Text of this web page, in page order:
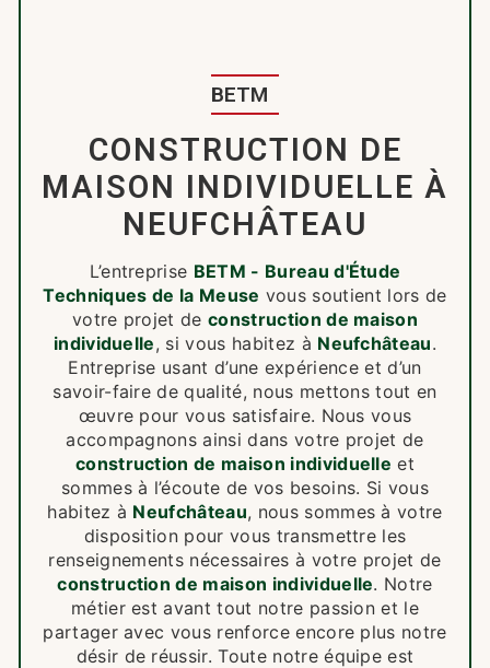
BETM
CONSTRUCTION DE
MAISON INDIVIDUELLE À
NEUFCHÂTEAU
L’entreprise BETM - Bureau d'Étude
Techniques de la Meuse vous soutient lors de
votre projet deconstruction de maison
individuelle, si vous habitez à Neufchâteau.
Entreprise usant d’une expérience et d’un
savoir-faire de qualité, nous mettons tout en
œuvre pour vous satisfaire. Nous vous
accompagnons ainsi dans votre projet de
construction de maison individuelle et
sommes à l’écoute de vos besoins. Si vous
habitez à Neufchâteau, nous sommes à votre
disposition pour vous transmettre les
renseignements nécessaires à votre projet de
construction de maison individuelle. Notre
métier est avant tout notre passion et le
partager avec vous renforce encore plus notre
désir de réussir. Toute notre équipe est